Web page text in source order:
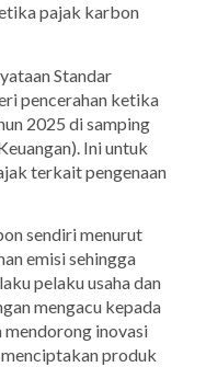
pajak karbon
Standar
pencerahan ketika
2025 di samping
Ini untuk
terkait pengenaan
sendiri menurut
emisi sehingga
pelaku usaha dan
mengacu kepada
mendorong inovasi
produk